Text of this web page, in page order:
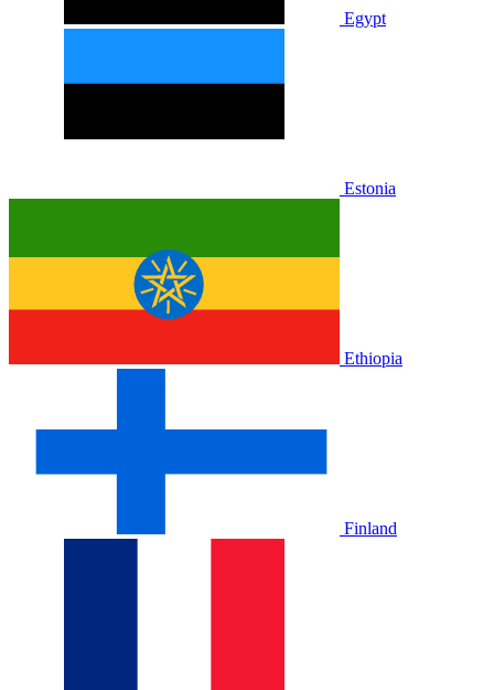
Egypt
Estonia
Ethiopia
Finland